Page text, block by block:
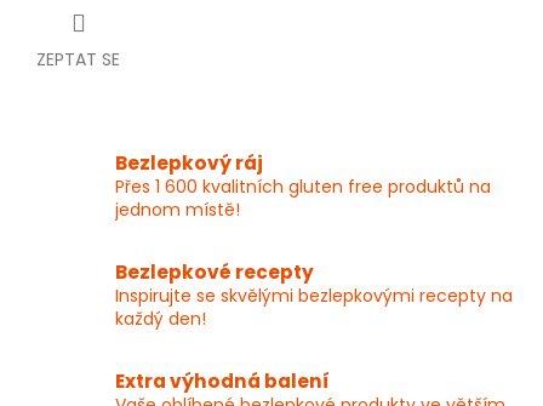
ZEPTAT SE
Bezlepkový ráj
Přes 1 600 kvalitních gluten free produktů na
jednom místě!
Bezlepkové recepty
Inspirujte se skvělými bezlepkovými recepty na
každý den!
Extra výhodná balení